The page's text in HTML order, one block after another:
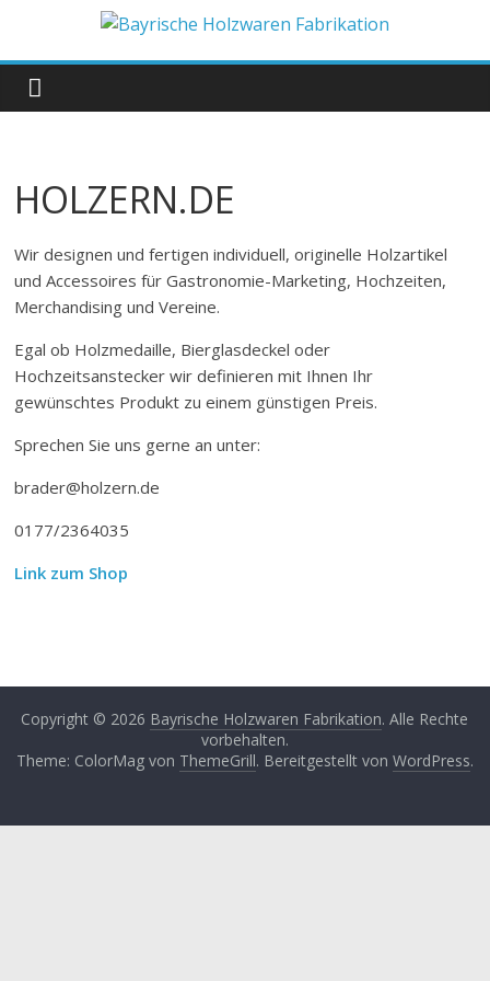
springen
Bayrische
Holzwaren
Fabrikation
HOLZERN.DE
Wir designen und fertigen individuell, originelle Holzartikel
und Accessoires für Gastronomie-Marketing, Hochzeiten,
Merchandising und Vereine.
Egal ob Holzmedaille, Bierglasdeckel oder
Hochzeitsanstecker wir definieren mit Ihnen Ihr
gewünschtes Produkt zu einem günstigen Preis.
Sprechen Sie uns gerne an unter:
brader@holzern.de
0177/2364035
Link zum Shop
Copyright © 2026 Bayrische Holzwaren Fabrikation. Alle Rechte
vorbehalten.
Theme: ColorMag von ThemeGrill. Bereitgestellt von WordPress.